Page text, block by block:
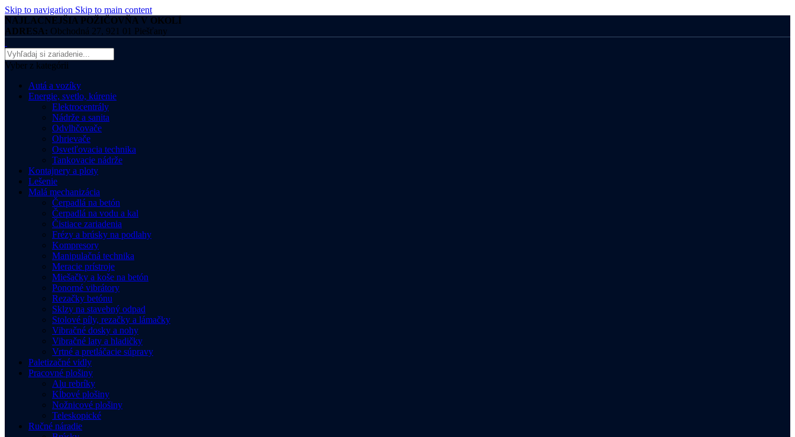
Skip to navigation Skip to main content
NAJLACNEJŠIA POŽIČOVŇA V OKOLÍ
ADRESA: Obchodná 27, 921 01 Piešťany
Vyber z kategórii
Autá a vozíky
Energie, svetlo, kúrenie
Elektrocentrály
Nádrže a sanita
Odvlhčovače
Ohrievače
Osvetľovacia technika
Tankovacie nádrže
Kontajnery a ploty
Lešenie
Malá mechanizácia
Čerpadlá na betón
Čerpadlá na vodu a kal
Čistiace zariadenia
Frézy a brúsky na podlahy
Kompresory
Manipulačná technika
Meracie prístroje
Miešačky a koše na betón
Ponorné vibrátory
Rezačky betónu
Sklzy na stavebný odpad
Stolové píly, rezačky a lámačky
Vibračné dosky a nohy
Vibračné laty a hladičky
Vrtné a pretláčacie súpravy
Paletizačné vidly
Pracovné plošiny
Alu rebríky
Kĺbové plošiny
Nožnicové plošiny
Teleskopické
Ručné náradie